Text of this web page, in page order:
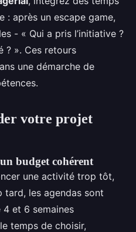
: après un escape game,
- « Qui a pris l’initiative ?
? ». Ces retours
une démarche de
votre projet
budget cohérent
une activité trop tôt,
tard, les agendas sont
4 et 6 semaines
temps de choisir,